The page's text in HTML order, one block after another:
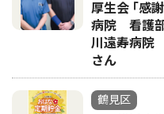
厚生会 ｢感
病院 看護
川遠寿病院
さん
鶴見区